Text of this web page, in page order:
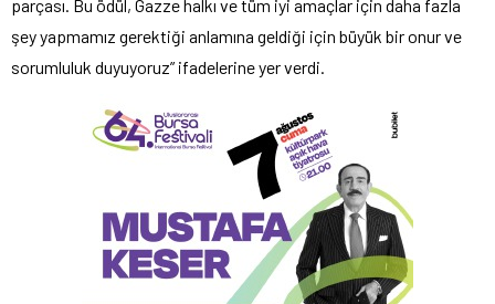
parçası. Bu ödül, Gazze halkı ve tüm iyi amaçlar için daha fazla
şey yapmamız gerektiği anlamına geldiği için büyük bir onur ve
sorumluluk duyuyoruz” ifadelerine yer verdi.